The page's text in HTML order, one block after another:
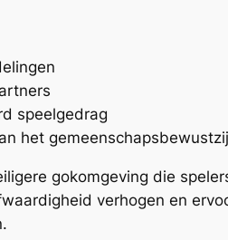
speelgedrag
het
gokomgeving die
verhogen en